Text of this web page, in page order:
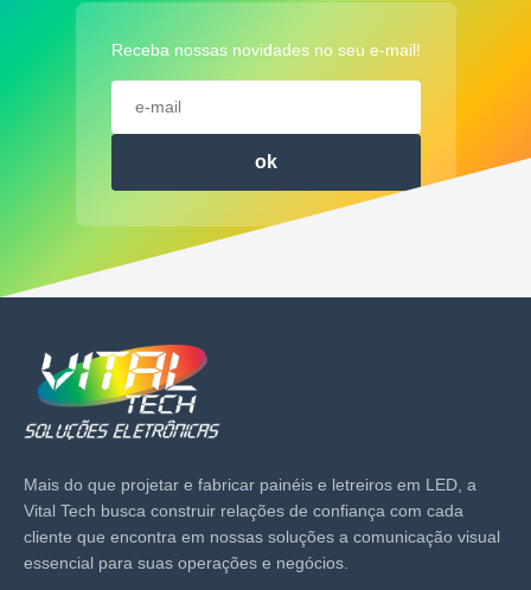
Receba nossas novidades no seu e-mail!
ok
Mais do que projetar e fabricar painéis e letreiros em LED, a
Vital Tech busca construir relações de confiança com cada
cliente que encontra em nossas soluções a comunicação visual
essencial para suas operações e negócios.